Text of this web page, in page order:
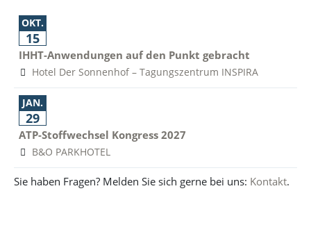
OKT.
15
IHHT-Anwendungen auf den Punkt gebracht
Hotel Der Sonnenhof – Tagungszentrum INSPIRA
JAN.
29
ATP-Stoffwechsel Kongress 2027
B&O PARKHOTEL
Sie haben Fragen? Melden Sie sich gerne bei uns: Kontakt.